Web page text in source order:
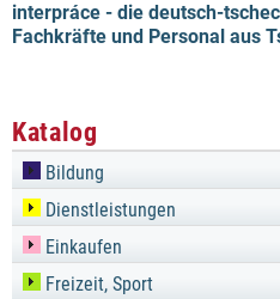
interpráce - die deutsch-
Fachkräfte und Personal aus
Katalog
Bildung
Dienstleistungen
Einkaufen
Freizeit, Sport